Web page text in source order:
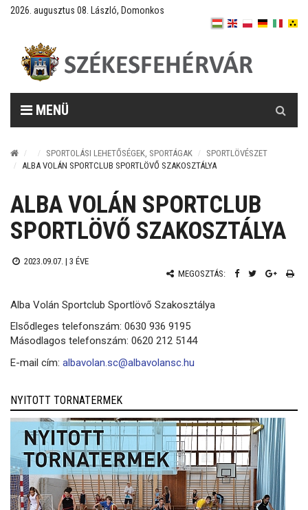
2026. augusztus 08. László, Domonkos
MENÜ
SPORTOLÁSI LEHETŐSÉGEK, SPORTÁGAK
SPORTLÖVÉSZET
ALBA VOLÁN SPORTCLUB SPORTLÖVŐ SZAKOSZTÁLYA
ALBA VOLÁN SPORTCLUB
SPORTLÖVŐ SZAKOSZTÁLYA
2023.09.07. | 3 ÉVE
MEGOSZTÁS:
Alba Volán Sportclub Sportlövő Szakosztálya
Elsődleges telefonszám: 0630 936 9195
Másodlagos telefonszám: 0620 212 5144
E-mail cím: albavolan.sc@albavolansc.hu
NYITOTT TORNATERMEK